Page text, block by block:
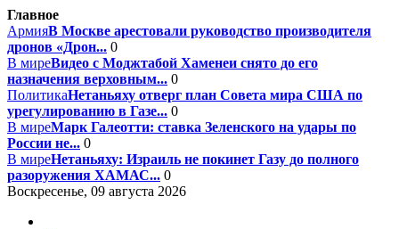
Главное
АрмияВ Москве арестовали руководство производителя
дронов «Дрон... 0
В миреВидео с Моджтабой Хаменеи снято до его
назначения верховным... 0
ПолитикаНетаньяху отверг план Совета мира США по
урегулированию в Газе... 0
В миреМарк Галеотти: ставка Зеленского на удары по
России не... 0
В миреНетаньяху: Израиль не покинет Газу до полного
разоружения ХАМАС... 0
Воскресенье, 09 августа 2026